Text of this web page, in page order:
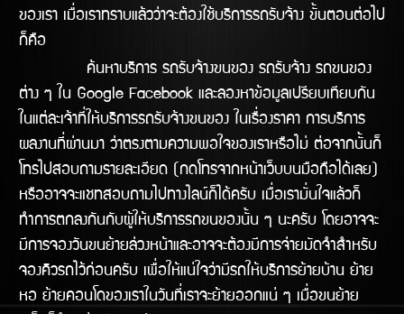
ของเรา เมื่อเราทราบแล้วว่าจะต้องใช้บริการรถรับจ้าง ขั้นตอนต่อไป
ก็คือ
ค้นหาบริการ รถรับจ้างขนของ รถรับจ้าง รถขนของ
ต่าง ๆ ใน Google Facebook และลองหาข้อมูลเปรียบเทียบกัน
ในแต่ละเจ้าที่ให้บริการรถรับจ้างขนของ ในเรื่องราคา การบริการ
ผลงานทีี่ผ่านมา ว่าตรงตามความพอใจของเราหรือไม่ ต่อจากนั้นก็
โทรไปสอบถามรายละเอียด (กดโทรจากหน้าเว็บบนมือถือได้เลย)
หรืออาจจะแชทสอบถามไปทางไลน์ก็ได้ครับ เมื่อเรามั่นใจแล้วก็
ทำการตกลงกันกับผู้ให้บริการรถขนของนั้น ๆ นะครับ โดยอาจจะ
มีการจองวันขนย้ายล่วงหน้าและอาจจะต้องมีการจ่ายมัดจำสำหรับ
จองคิวรถไว้ก่อนครับ เพื่อให้แน่ใจว่ามีรถให้บริิการย้ายบ้าน ย้าย
หอ ย้ายคอนโดของเราในวันทีี่เราจะย้ายออกแน่ ๆ เมื่อขนย้าย